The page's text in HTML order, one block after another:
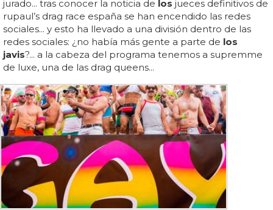
jurado... tras conocer la noticia de los jueces definitivos de
rupaul’s drag race españa se han encendido las redes
sociales... y esto ha llevado a una división dentro de las
redes sociales: ¿no había más gente a parte de los
javis?... a la cabeza del programa tenemos a supremme
de luxe, una de las drag queens...